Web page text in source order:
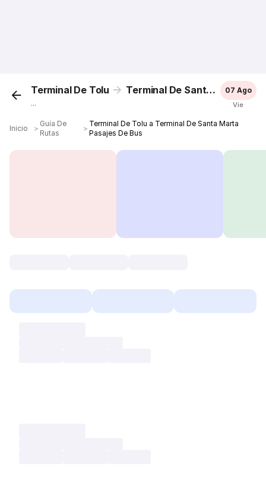
Terminal De Tolu Terminal De Santa Marta
...
07 Ago
Vie
Inicio ＞
Guía De
Rutas
＞
Terminal De Tolu a Terminal De Santa Marta
Pasajes De Bus